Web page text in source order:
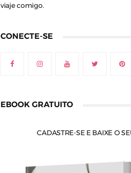
viaje comigo.
CONECTE-SE
EBOOK GRATUITO
CADASTRE-SE E BAIXE O